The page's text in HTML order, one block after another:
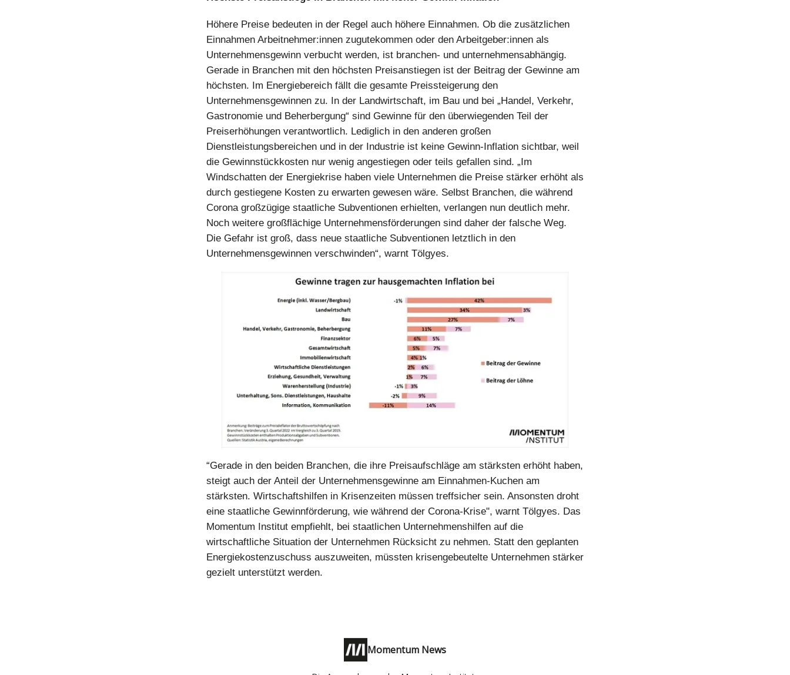
Höhere Preise bedeuten in der Regel auch höhere Einnahmen. Ob die zusätzlichen
Einnahmen Arbeitnehmer:innen zugutekommen oder den Arbeitgeber:innen als
Unternehmensgewinn verbucht werden, ist branchen- und unternehmensabhängig.
Gerade in Branchen mit den höchsten Preisanstiegen ist der Beitrag der Gewinne am
höchsten. Im Energiebereich fällt die gesamte Preissteigerung den
Unternehmensgewinnen zu. In der Landwirtschaft, im Bau und bei „Handel, Verkehr,
Gastronomie und Beherbergung“ sind Gewinne für den überwiegenden Teil der
Preiserhöhungen verantwortlich. Lediglich in den anderen großen
Dienstleistungsbereichen und in der Industrie ist keine Gewinn-Inflation sichtbar, weil
die Gewinnstückkosten nur wenig angestiegen oder teils gefallen sind. „Im
Windschatten der Energiekrise haben viele Unternehmen die Preise stärker erhöht als
durch gestiegene Kosten zu erwarten gewesen wäre. Selbst Branchen, die während
Corona großzügige staatliche Subventionen erhielten, verlangen nun deutlich mehr.
Noch weitere großflächige Unternehmensförderungen sind daher der falsche Weg.
Die Gefahr ist groß, dass neue staatliche Subventionen letztlich in den
Unternehmensgewinnen verschwinden“, warnt Tölgyes.
“Gerade in den beiden Branchen, die ihre Preisaufschläge am stärksten erhöht haben,
steigt auch der Anteil der Unternehmensgewinne am Einnahmen-Kuchen am
stärksten. Wirtschaftshilfen in Krisenzeiten müssen treffsicher sein. Ansonsten droht
eine staatliche Gewinnförderung, wie während der Corona-Krise", warnt Tölgyes. Das
Momentum Institut empfiehlt, bei staatlichen Unternehmenshilfen auf die
wirtschaftliche Situation der Unternehmen Rücksicht zu nehmen. Statt den geplanten
Energiekostenzuschuss auszuweiten, müssten krisengebeutelte Unternehmen stärker
gezielt unterstützt werden.
Momentum News